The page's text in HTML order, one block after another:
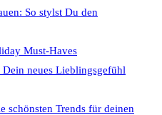
So stylst Du den
Must-Haves
Dein neues Lieblingsgefühl
schönsten Trends für deinen